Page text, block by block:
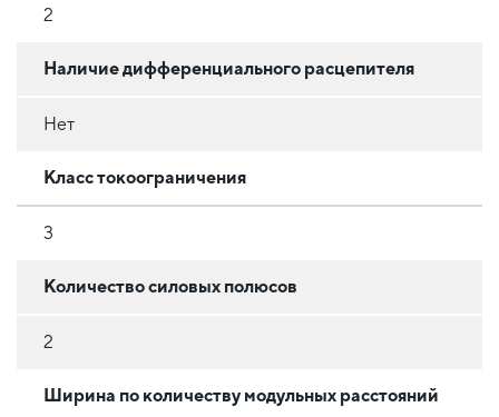
2
Наличие дифференциального расцепителя
Нет
Класс токоограничения
3
Количество силовых полюсов
2
Ширина по количеству модульных расстояний